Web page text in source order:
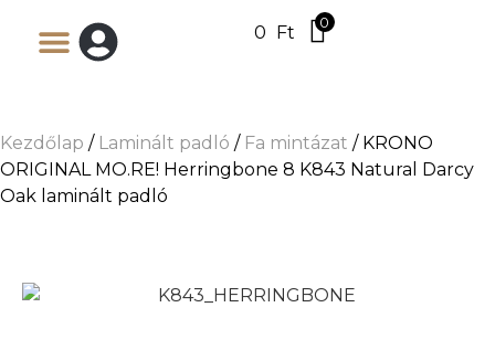
0 Ft 0
Kezdőlap / Laminált padló / Fa mintázat / KRONO
ORIGINAL MO.RE! Herringbone 8 K843 Natural Darcy
Oak laminált padló